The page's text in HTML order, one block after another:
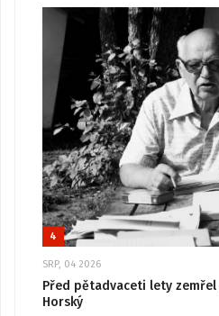
4
SRP, 04 2026
Před pětadvaceti lety
Horský